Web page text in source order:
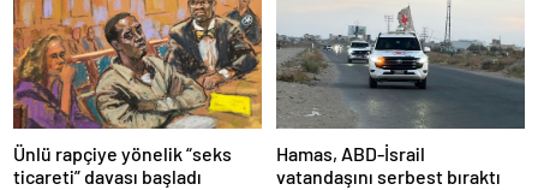
Ünlü rapçiye yönelik “seks
ticareti” davası başladı
Hamas, ABD-İsrail
vatandaşını serbest bıraktı